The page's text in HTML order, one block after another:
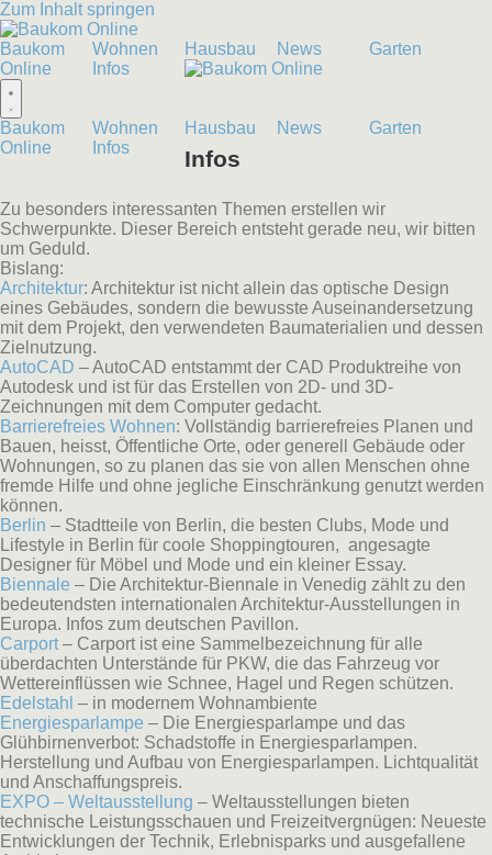
Zum Inhalt springen
Baukom
Online
Wohnen Hausbau News
Garten
Infos
Baukom
Online
Wohnen Hausbau News
Garten
Infos
Infos
Zu besonders interessanten Themen erstellen wir
Schwerpunkte. Dieser Bereich entsteht gerade neu, wir bitten
um Geduld.
Bislang:
Architektur: Architektur ist nicht allein das optische Design
eines Gebäudes, sondern die bewusste Auseinandersetzung
mit dem Projekt, den verwendeten Baumaterialien und dessen
Zielnutzung.
AutoCAD – AutoCAD entstammt der CAD Produktreihe von
Autodesk und ist für das Erstellen von 2D- und 3D-
Zeichnungen mit dem Computer gedacht.
Barrierefreies Wohnen: Vollständig barrierefreies Planen und
Bauen, heisst, Öffentliche Orte, oder generell Gebäude oder
Wohnungen, so zu planen das sie von allen Menschen ohne
fremde Hilfe und ohne jegliche Einschränkung genutzt werden
können.
Berlin – Stadtteile von Berlin, die besten Clubs, Mode und
Lifestyle in Berlin für coole Shoppingtouren, angesagte
Designer für Möbel und Mode und ein kleiner Essay.
Biennale – Die Architektur-Biennale in Venedig zählt zu den
bedeutendsten internationalen Architektur-Ausstellungen in
Europa. Infos zum deutschen Pavillon.
Carport– Carport ist eine Sammelbezeichnung für alle
überdachten Unterstände für PKW, die das Fahrzeug vor
Wettereinflüssen wie Schnee, Hagel und Regen schützen.
Edelstahl – in modernem Wohnambiente
Energiesparlampe – Die Energiesparlampe und das
Glühbirnenverbot: Schadstoffe in Energiesparlampen.
Herstellung und Aufbau von Energiesparlampen. Lichtqualität
und Anschaffungspreis.
EXPO – Weltausstellung – Weltausstellungen bieten
technische Leistungsschauen und Freizeitvergnügen: Neueste
Entwicklungen der Technik, Erlebnisparks und ausgefallene